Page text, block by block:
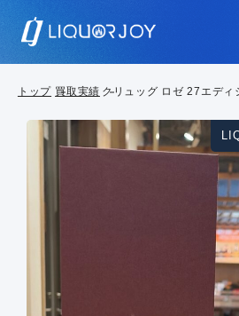
トップ 買取実績 クリュッグ ロゼ 27エディ